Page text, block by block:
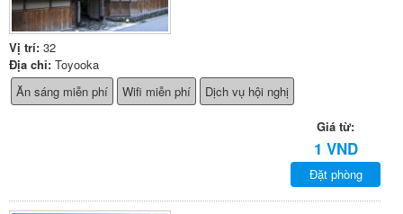
Vị trí: 32
Địa chỉ: Toyooka
Ăn sáng miễn phí
Wifi miễn phí Dịch vụ hội nghị
Giá từ:
1 VND
Đặt phòng